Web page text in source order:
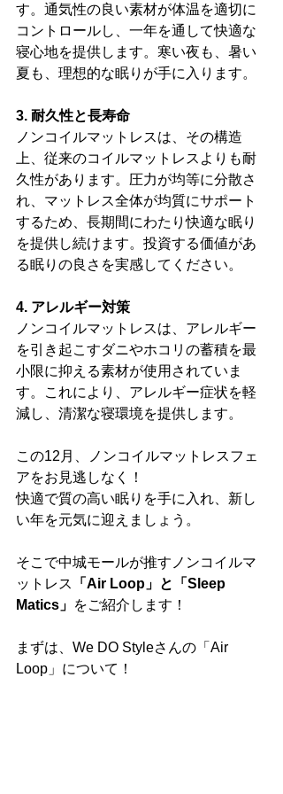
す。通気性の良い素材が体温を適切に
コントロールし、一年を通して快適な
寝心地を提供します。寒い夜も、暑い
夏も、理想的な眠りが手に入ります。
3. 耐久性と長寿命
ノンコイルマットレスは、その構造
上、従来のコイルマットレスよりも耐
久性があります。圧力が均等に分散さ
れ、マットレス全体が均質にサポート
するため、長期間にわたり快適な眠り
を提供し続けます。投資する価値があ
る眠りの良さを実感してください。
4. アレルギー対策
ノンコイルマットレスは、アレルギー
を引き起こすダニやホコリの蓄積を最
小限に抑える素材が使用されていま
す。これにより、アレルギー症状を軽
減し、清潔な寝環境を提供します。
この12月、ノンコイルマットレスフェ
アをお見逃しなく！
快適で質の高い眠りを手に入れ、新し
い年を元気に迎えましょう。
そこで中城モールが推すノンコイルマ
ットレス
「Air Loop」と「Sleep
Matics」 をご紹介します！
まずは、We DO Styleさんの「Air
Loop」について！